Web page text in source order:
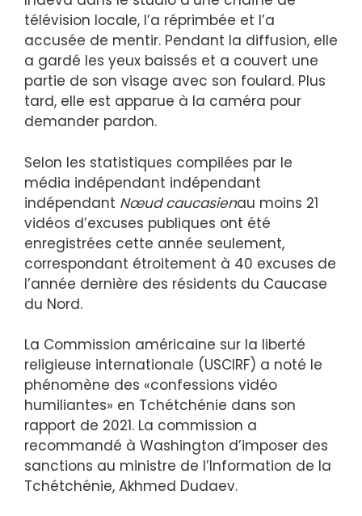
télévision locale, l’a réprimbée et l’a
accusée de mentir. Pendant la diffusion, elle
a gardé les yeux baissés et a couvert une
partie de son visage avec son foulard. Plus
tard, elle est apparue à la caméra pour
demander pardon.
Selon les statistiques compilées par le
média indépendant indépendant
indépendant Nœud caucasienau moins 21
vidéos d’excuses publiques ont été
enregistrées cette année seulement,
correspondant étroitement à 40 excuses de
l’année dernière des résidents du Caucase
du Nord.
La Commission américaine sur la liberté
religieuse internationale (USCIRF) a noté le
phénomène des «confessions vidéo
humiliantes» en Tchétchénie dans son
rapport de 2021. La commission a
recommandé à Washington d’imposer des
sanctions au ministre de l’Information de la
Tchétchénie, Akhmed Dudaev.